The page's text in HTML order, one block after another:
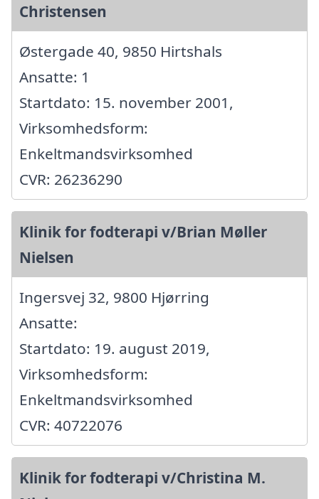
Christensen
Østergade 40, 9850 Hirtshals
Ansatte: 1
Startdato: 15. november 2001,
Virksomhedsform:
Enkeltmandsvirksomhed
CVR: 26236290
Klinik for fodterapi v/Brian Møller
Nielsen
Ingersvej 32, 9800 Hjørring
Ansatte:
Startdato: 19. august 2019,
Virksomhedsform:
Enkeltmandsvirksomhed
CVR: 40722076
Klinik for fodterapi v/Christina M.